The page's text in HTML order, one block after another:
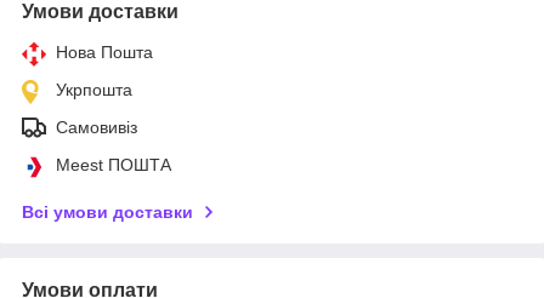
Умови доставки
Нова Пошта
Укрпошта
Самовивіз
Meest ПОШТА
Всі умови доставки
Умови оплати